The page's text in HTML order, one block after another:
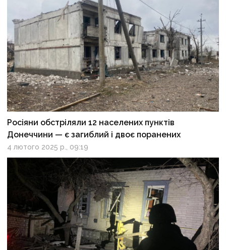
Росіяни обстріляли 12 населених пунктів
Донеччини — є загиблий і двоє поранених
4 лютого 2025 р., 09:19